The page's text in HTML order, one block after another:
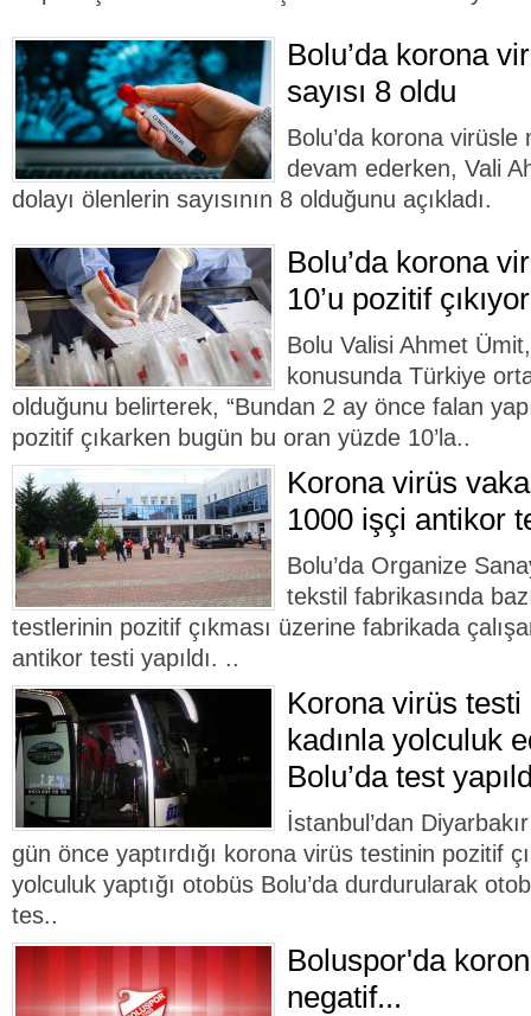
Bolu’da korona
sayısı 8 oldu
Bolu’da korona
devam ederken, Vali
dolayı ölenlerin sayısının 8 olduğunu açıkladı.
Bolu’da korona
10’u pozitif çıkıyor
Bolu Valisi Ahmet
konusunda Türkiye
olduğunu belirterek, “Bundan 2 ay önce falan
pozitif çıkarken bugün bu oran yüzde 10’la..
Korona virüs
1000 işçi antikor
Bolu’da Organize
tekstil fabrikasında
testlerinin pozitif çıkması üzerine fabrikada
antikor testi yapıldı. ..
Korona virüs testi
kadınla yolculuk
Bolu’da test
İstanbul’dan
gün önce yaptırdığı korona virüs testinin pozitif
yolculuk yaptığı otobüs Bolu’da durdurularak
tes..
Boluspor'da
negatif...